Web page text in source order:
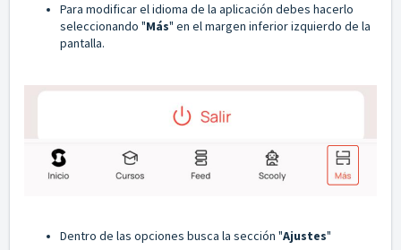
Para modificar el idioma de la aplicación debes hacerlo
seleccionando "Más" en el margen inferior izquierdo de la
pantalla.
Dentro de las opciones busca la sección "Ajustes"